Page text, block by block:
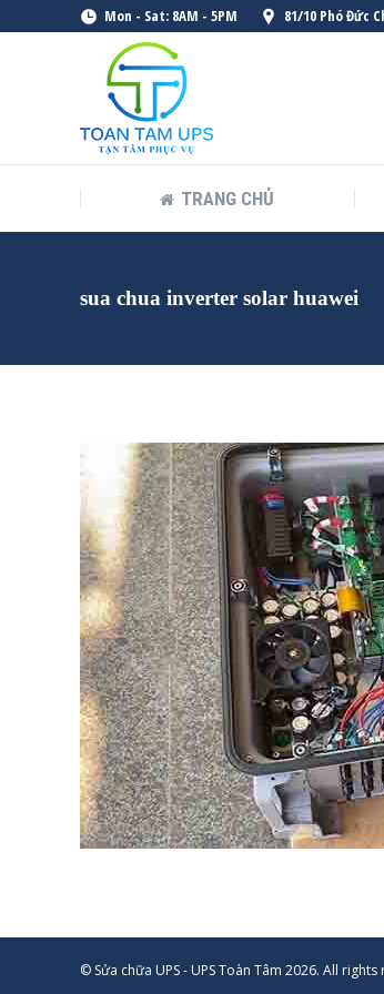
Mon - Sat: 8AM - 5PM 81/10 Phó Đức
TRANG CHỦ
sua chua inverter solar huawei
© Sửa chữa UPS - UPS Toàn Tâm 2026. All rights